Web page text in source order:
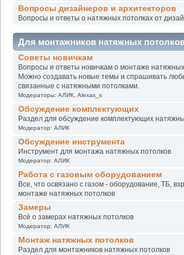
Вопросы дизайнеров и архитекторов
Вопросы и ответы о натяжных потолках от
Для монтажников натяжных
Советы новичкам
Вопросы и ответы новичкам о монтаже
Можно создавать новые темы и спрашивать
связанные с натяжными потолками.
Модераторы: АЛИК, Alexas_s
Обсуждение комплектующих
Раздел для обсуждение комплектующих
Модератор: АЛИК
Обсуждение инструмента
Инструмент для монтажа натяжных потолков
Модератор: АЛИК
Работа с газовым оборудованием
Все, что освязано с газом - оборудование, ТБ,
монтаже натяжных потолков
Замеры
Всё о замерах натяжных потолков
Модератор: АЛИК
Монтаж натяжных потолков
Раздел для монтажников натяжных потолков